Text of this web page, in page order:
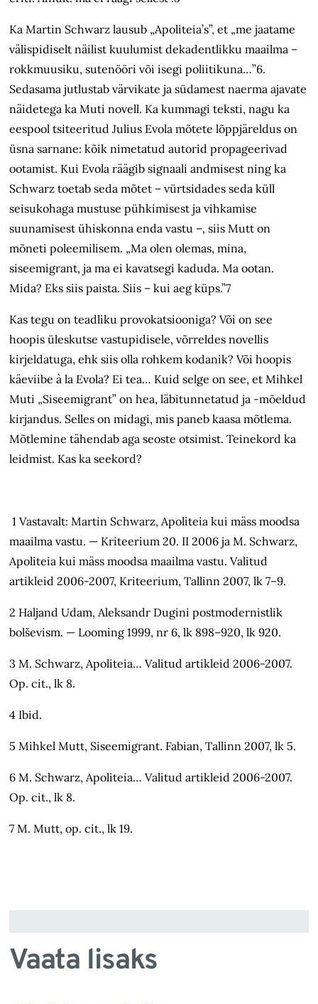
Ka Martin Schwarz lausub „Apoliteia’s”, et „me jaatame
välispidiselt näilist kuulumist dekadentlikku maailma –
rokkmuusiku, sutenööri või isegi poliitikuna…”6.
Sedasama jutlustab värvikate ja südamest naerma ajavate
näidetega ka Muti novell. Ka kummagi teksti, nagu ka
eespool tsiteeritud Julius Evola mõtete lõppjäreldus on
üsna sarnane: kõik nimetatud autorid propageerivad
ootamist. Kui Evola räägib signaali andmisest ning ka
Schwarz toetab seda mõtet – vürtsidades seda küll
seisukohaga mustuse pühkimisest ja vihkamise
suunamisest ühiskonna enda vastu –, siis Mutt on
mõneti poleemilisem. „Ma olen olemas, mina,
siseemigrant, ja ma ei kavatsegi kaduda. Ma ootan.
Mida? Eks siis paista. Siis – kui aeg küps.”7
Kas tegu on teadliku provokatsiooniga? Või on see
hoopis üleskutse vastupidisele, võrreldes novellis
kirjeldatuga, ehk siis olla rohkem kodanik? Või hoopis
käeviibe à la Evola? Ei tea… Kuid selge on see, et Mihkel
Muti „Siseemigrant” on hea, läbitunnetatud ja -mõeldud
kirjandus. Selles on midagi, mis paneb kaasa mõtlema.
Mõtlemine tähendab aga seoste otsimist. Teinekord ka
leidmist. Kas ka seekord?
1 Vastavalt: Martin Schwarz, Apoliteia kui mäss moodsa
maailma vastu. — Kriteerium 20. II 2006 ja M. Schwarz,
Apoliteia kui mäss moodsa maailma vastu. Valitud
artikleid 2006-2007, Kriteerium, Tallinn 2007, lk 7–9.
2 Haljand Udam, Aleksandr Dugini postmodernistlik
bolševism. — Looming 1999, nr 6, lk 898–920, lk 920.
3 M. Schwarz, Apoliteia… Valitud artikleid 2006-2007.
Op. cit., lk 8.
4 Ibid.
5 Mihkel Mutt, Siseemigrant. Fabian, Tallinn 2007, lk 5.
6 M. Schwarz, Apoliteia… Valitud artikleid 2006-2007.
Op. cit., lk 8.
7 M. Mutt, op. cit., lk 19.
Vaata lisaks